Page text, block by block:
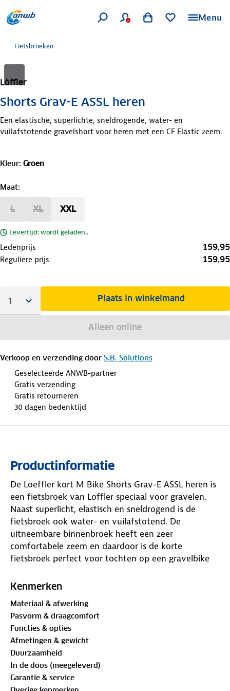
Menu
Fietsbroeken
Löffler
Shorts Grav-E ASSL heren
Een elastische, superlichte, sneldrogende, water- en
vuilafstotende gravelshort voor heren met een CF Elastic zeem.
Kleur: Groen
Maat:
L XL XXL
Levertijd: wordt geladen..
Ledenprijs 159,95
Reguliere prijs 159,95
Plaats in winkelmand
Alleen online
Verkoop en verzending door S.B. Solutions
Geselecteerde ANWB-partner
Gratis verzending
Gratis retourneren
30 dagen bedenktijd
Productinformatie
De Loeffler kort M Bike Shorts Grav-E ASSL heren is
een fietsbroek van Loffler speciaal voor gravelen.
Naast superlicht, elastisch en sneldrogend is de
fietsbroek ook water- en vuilafstotend. De
uitneembare binnenbroek heeft een zeer
comfortabele zeem en daardoor is de korte
fietsbroek perfect voor tochten op een gravelbike
daarmee individueel aan te passen. In de broek
zitten twee zijzakken met ritsen en reflectoren voor
zichtbaarheid.
De fietsbroek is voorzien van een Comfort Elastic
zitkussen. Dit zitkussen is een sportief allround
zitkussen voor een aangenaam zitcomfort. Het
Kenmerken
Materiaal & afwerking
Pasvorm & draagcomfort
Functies & opties
Afmetingen & gewicht
Duurzaamheid
In de doos (meegeleverd)
Garantie & service